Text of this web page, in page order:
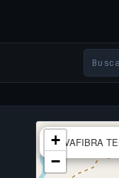
VIVAFIBRA
+
−